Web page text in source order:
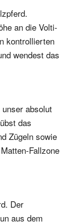
an die Volti-
kontrollierten
wendest das
absolut
das
Zügeln sowie
Fallzone
Der
aus dem